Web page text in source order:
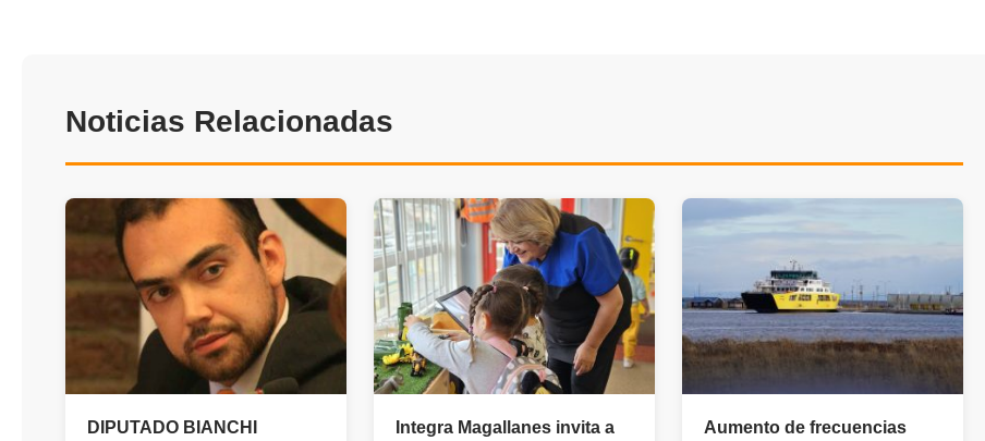
Noticias Relacionadas
DIPUTADO BIANCHI
Integra Magallanes invita a
Aumento de frecuencias